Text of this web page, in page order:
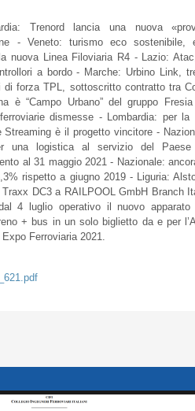
Trenord lancia una nuova
- Veneto: turismo eco
nuova Linea Filoviaria R4 - Lazio:
a bordo - Marche: Urbino Link,
forza TPL, sottoscritto contratto tra
è “Campo Urbano” del gruppo
dismesse - Lombardia: per la
Streaming è il progetto vincitore -
una logistica al servizio del Paese
al 31 maggio 2021 - Nazionale:
rispetto a giugno 2019 - Liguria:
DC3 a RAILPOOL GmbH Branch
4 luglio operativo il nuovo apparato
+ bus in un solo biglietto da e per
Ferroviaria 2021.